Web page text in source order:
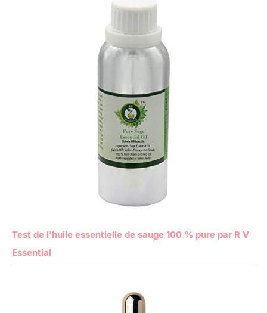
Test de l’huile essentielle de sauge 100 % pure par R V
Essential